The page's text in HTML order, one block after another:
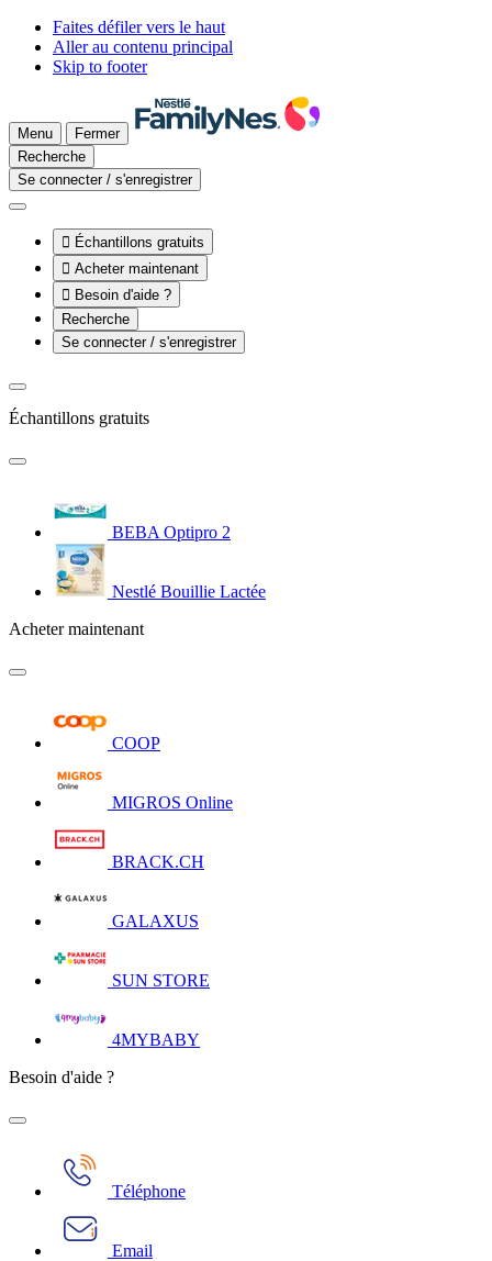
Faites défiler vers le haut
Aller au contenu principal
Skip to footer
Menu
Fermer
Recherche
Se connecter / s'enregistrer
 Échantillons gratuits
 Acheter maintenant
 Besoin d'aide ?
Recherche
Se connecter / s'enregistrer
Échantillons gratuits
BEBA Optipro 2
Nestlé Bouillie Lactée
Acheter maintenant
COOP
MIGROS Online
BRACK.CH
GALAXUS
SUN STORE
4MYBABY
Besoin d'aide ?
Téléphone
Email